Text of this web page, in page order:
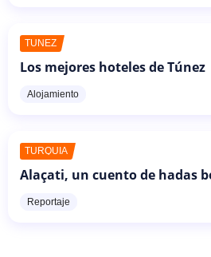
TÚNEZ
Los mejores hoteles de Túnez
Alojamiento
TURQUÍA
Alaçati, un cuento de hadas
Reportaje